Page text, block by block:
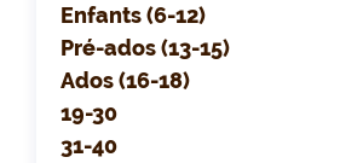
Enfants (6-12)
Pré-ados (13-15)
Ados (16-18)
19-30
31-40